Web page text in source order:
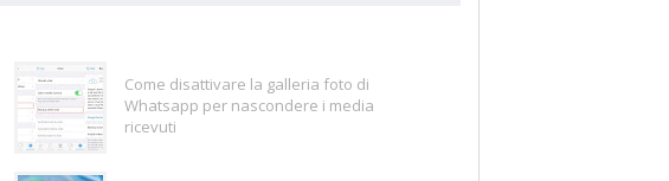
Come disattivare la galleria foto di
Whatsapp per nascondere i media
ricevuti